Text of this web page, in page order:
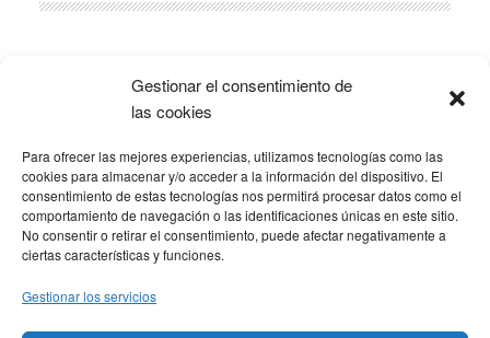
Gestionar el consentimiento de
las cookies
Para ofrecer las mejores experiencias, utilizamos tecnologías como las
cookies para almacenar y/o acceder a la información del dispositivo. El
consentimiento de estas tecnologías nos permitirá procesar datos como el
comportamiento de navegación o las identificaciones únicas en este sitio.
No consentir o retirar el consentimiento, puede afectar negativamente a
ciertas características y funciones.
Gestionar los servicios
lateral
Popular Recent Comments
SOBRE LA AFILIACIÓN
Los costes de este blog se sufragan en parte mediante
enlaces de afiliación, que hacen que se gane una
de los mismos. No hay ningún coste adicional para ti, y
solo enlazo a productos que yo mismo uso y